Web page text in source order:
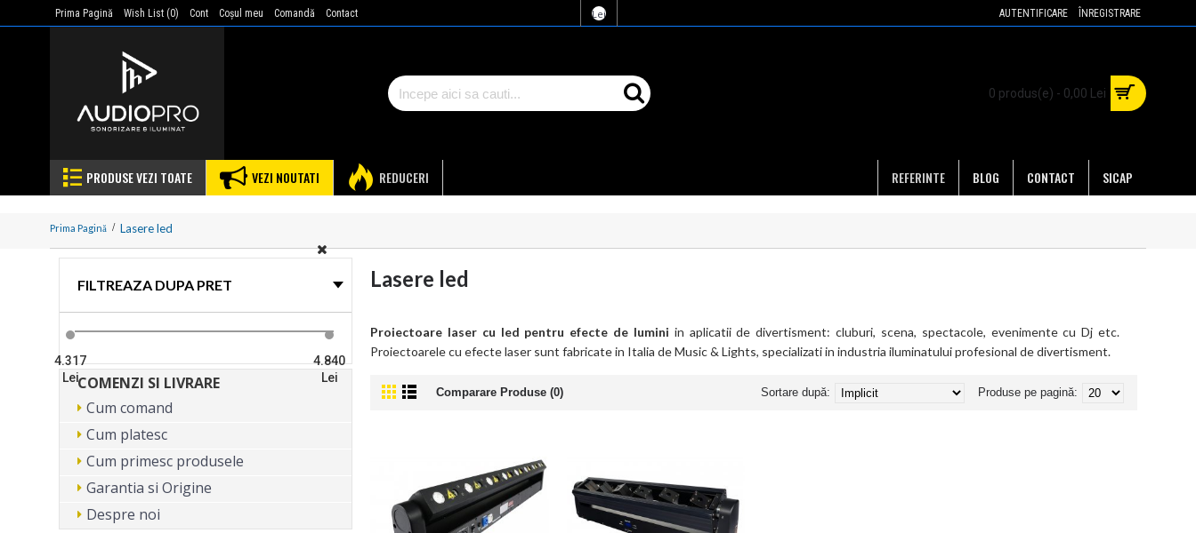
Prima Pagină Wish List (0) Cont Coşul meu Comandă Contact Lei AUTENTIFICARE ÎNREGISTRARE
0 produs(e) - 0,00 Lei
PRODUSE VEZI TOATE VEZI NOUTATI REDUCERI SICAP
CONTACT
BLOG
REFERINTE
Prima Pagină Lasere led
FILTREAZA DUPA PRET
4.317
Lei
4.840
Lei
COMENZI SI LIVRARE
Cum comand
Cum platesc
Cum primesc produsele
Garantia si Origine
Despre noi
Lasere led
Proiectoare laser cu led pentru efecte de lumini in aplicatii de divertisment: cluburi, scena, spectacole, evenimente cu Dj etc.
Proiectoarele cu efecte laser sunt fabricate in Italia de Music & Lights, specializati in industria iluminatului profesional de divertisment.
Comparare Produse (0) Produse pe pagină:
Sortare după: